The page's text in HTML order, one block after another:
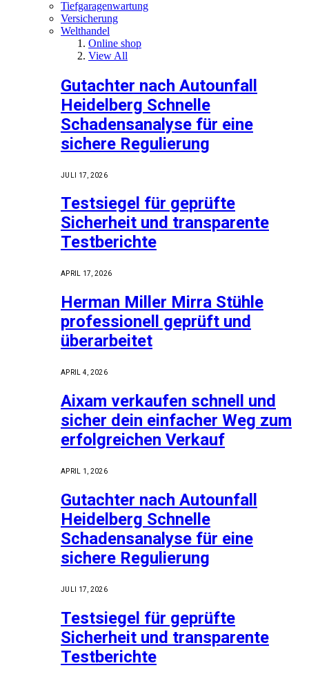
Tiefgaragenwartung
Versicherung
Welthandel
Online shop
View All
Gutachter nach Autounfall
Heidelberg Schnelle
Schadensanalyse für eine
sichere Regulierung
JULI 17, 2026
Testsiegel für geprüfte
Sicherheit und transparente
Testberichte
APRIL 17, 2026
Herman Miller Mirra Stühle
professionell geprüft und
überarbeitet
APRIL 4, 2026
Aixam verkaufen schnell und
sicher dein einfacher Weg zum
erfolgreichen Verkauf
APRIL 1, 2026
Gutachter nach Autounfall
Heidelberg Schnelle
Schadensanalyse für eine
sichere Regulierung
JULI 17, 2026
Testsiegel für geprüfte
Sicherheit und transparente
Testberichte